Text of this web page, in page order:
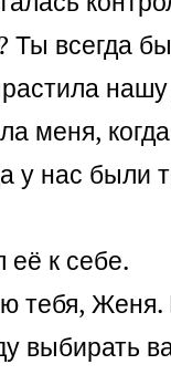
Ты всегда
меня,
у нас были
её к себе.
тебя, Женя.
выбирать